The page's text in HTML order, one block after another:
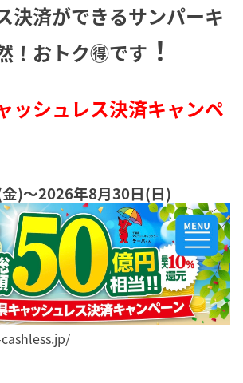
決済ができるサンパーキ
！おトク🉐です ！
ッシュレス決済キャンペ
)〜2026年8月30日(日)